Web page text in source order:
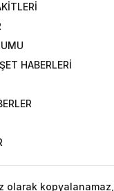
HABERLERİ
olarak kopyalanamaz,